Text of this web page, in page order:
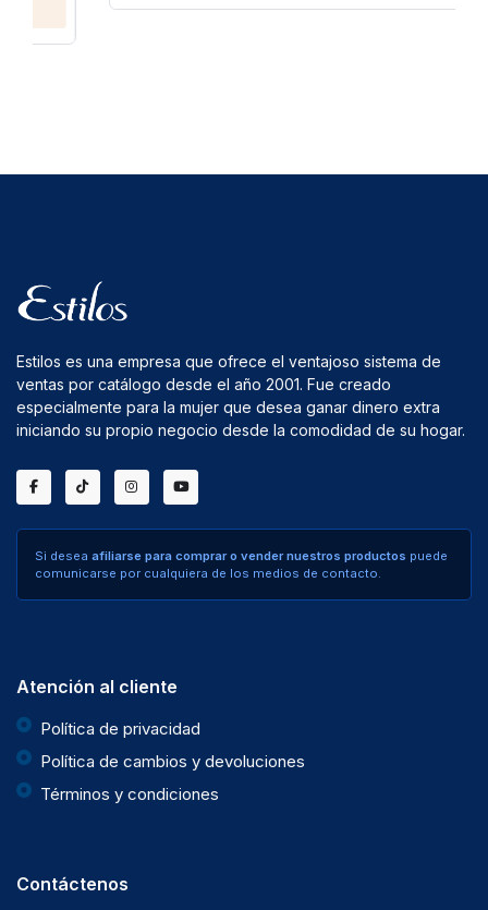
Estilos es una empresa que ofrece el ventajoso sistema de
ventas por catálogo desde el año 2001. Fue creado
especialmente para la mujer que desea ganar dinero extra
iniciando su propio negocio desde la comodidad de su hogar.
Si desea afiliarse para comprar o vender nuestros productos puede
comunicarse por cualquiera de los medios de contacto.
Atención al cliente
Política de privacidad
Política de cambios y devoluciones
Términos y condiciones
Contáctenos